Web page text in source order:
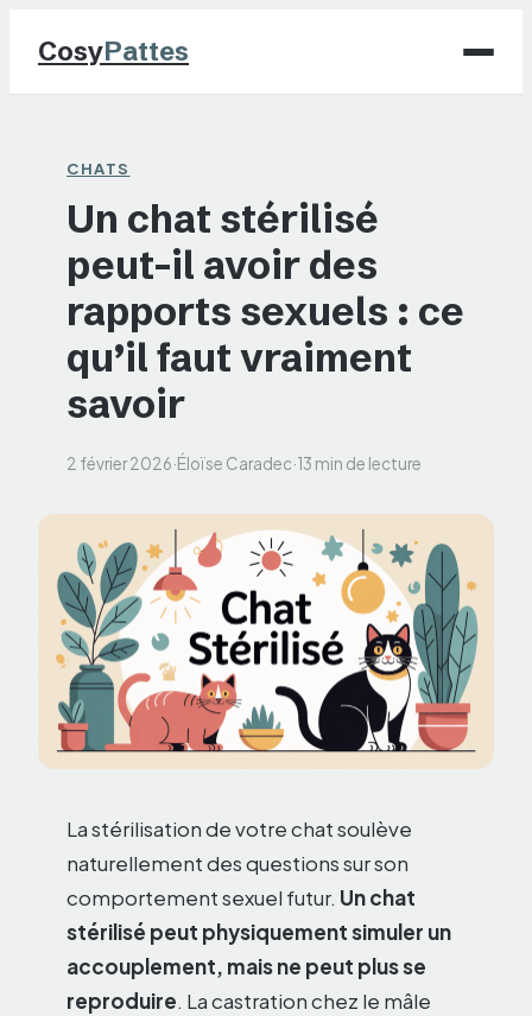
CosyPattes
Chats
NAC
Maison
Jardinage
CHATS
Un chat stérilisé
peut-il avoir des
rapports sexuels : ce
qu’il faut vraiment
savoir
2 février 2026·Éloïse Caradec·13 min de lecture
La stérilisation de votre chat soulève
naturellement des questions sur son
comportement sexuel futur. Un chat
stérilisé peut physiquement simuler un
accouplement, mais ne peut plus se
reproduire. La castration chez le mâle